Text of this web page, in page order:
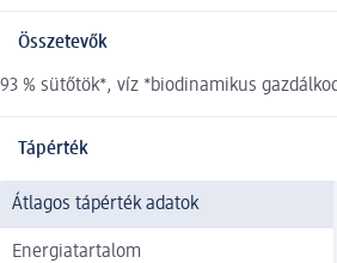
Összetevők
93 % sütőtök*, víz *biodinamikus
Tápérték
Átlagos tápérték adatok
Energiatartalom